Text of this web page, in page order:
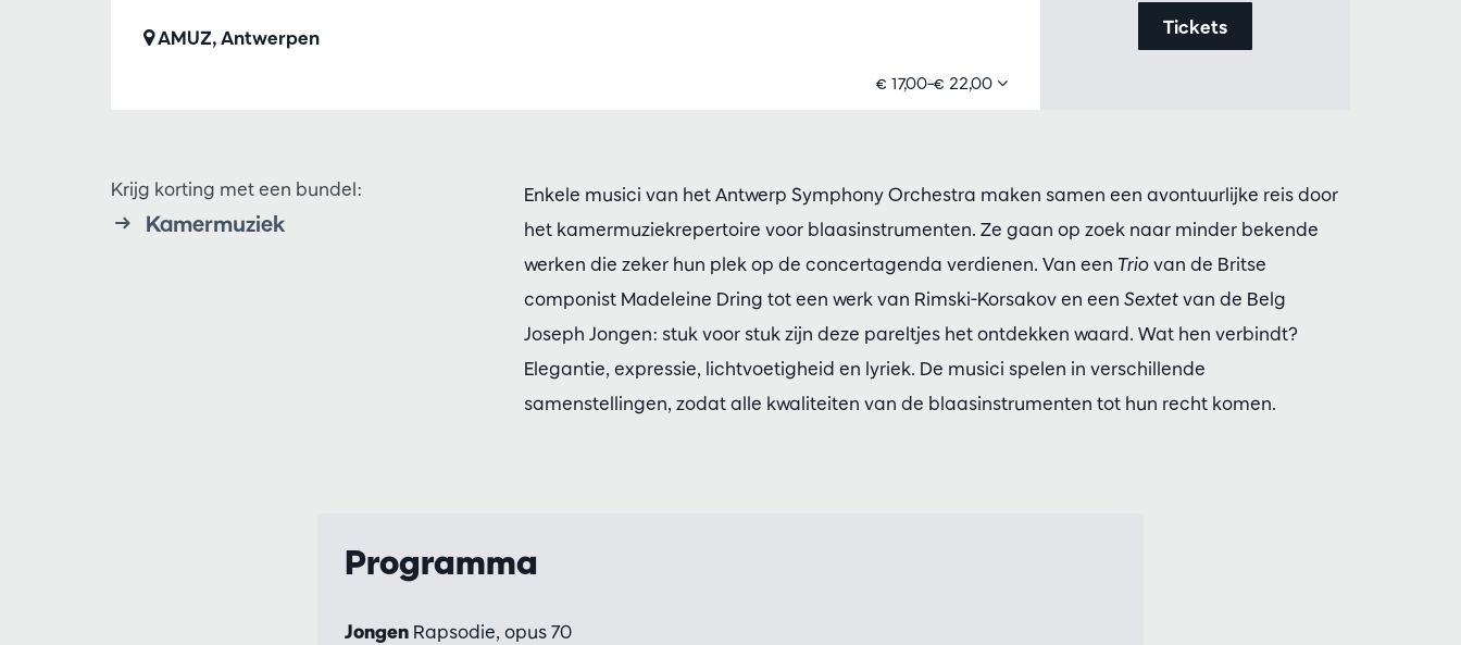
AMUZ, Antwerpen
€ 17,00–€ 22,00
Tickets
Enkele musici van het Antwerp Symphony Orchestra maken samen een avontuurlijke reis door
het kamermuziekrepertoire voor blaasinstrumenten. Ze gaan op zoek naar minder bekende
werken die zeker hun plek op de concertagenda verdienen. Van een Triovan de Britse
componist Madeleine Dring tot een werk van Rimski-Korsakov en een Sextetvan de Belg
Joseph Jongen: stuk voor stuk zijn deze pareltjes het ontdekken waard. Wat hen verbindt?
Elegantie, expressie, lichtvoetigheid en lyriek. De musici spelen in verschillende
samenstellingen, zodat alle kwaliteiten van de blaasinstrumenten tot hun recht komen.
Krijg korting met een bundel:
Kamermuziek
Programma
Jongen Rapsodie, opus 70